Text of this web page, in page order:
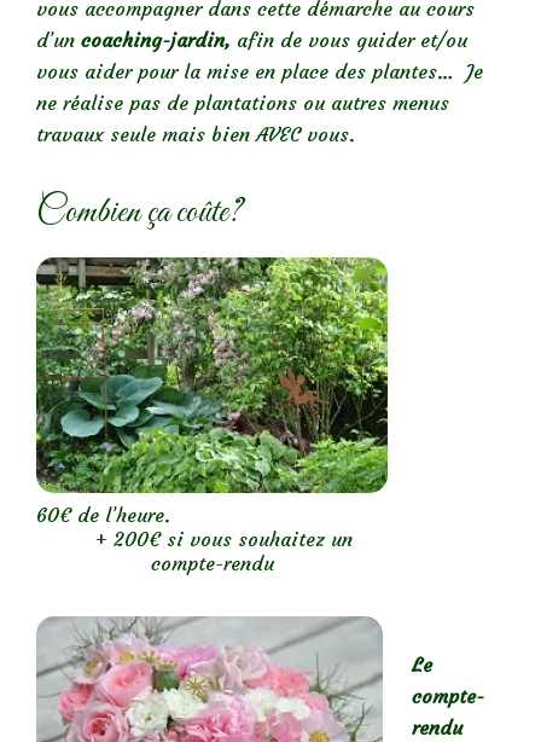
vous accompagner dans cette démarche au cours
d’un coaching-jardin, afin de vous guider et/ou
vous aider pour la mise en place des plantes… Je
ne réalise pas de plantations ou autres menus
travaux seule mais bien AVEC vous.
Combien ça coûte?
60€ de l’heure.
+ 200€ si vous souhaitez un
compte-rendu
Le
compte-
rendu